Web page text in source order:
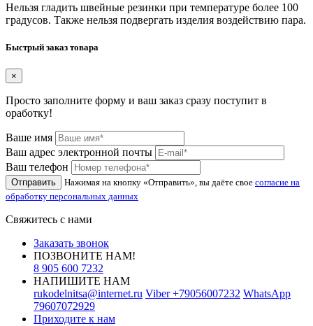
Нельзя гладить швейные резинки при температуре более 100
градусов. Также нельзя подвергать изделия воздействию пара.
Быстрый заказ товара
×
Просто заполните форму и ваш заказ сразу поступит в
оработку!
Ваше имя
Ваш адрес электронной почты
Ваш телефон
Отправить Нажимая на кнопку «Отправить», вы даёте свое согласие на
обработку персональных данных
Свяжитесь с нами
Заказать звонок
ПОЗВОНИТЕ НАМ!
8 905 600 7232
НАПИШИТЕ НАМ
rukodelnitsa@internet.ru Viber+79056007232 WhatsApp
79607072929
Приходите к нам